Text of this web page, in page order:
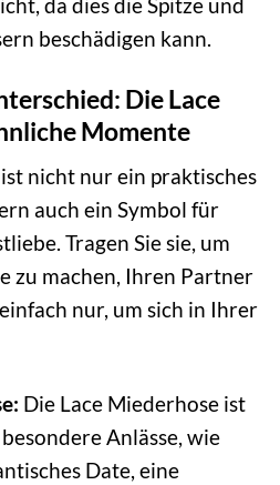
beschädigen kann.
Die Lace
Momente
nicht nur ein praktisches
auch ein Symbol für
Tragen Sie sie, um
zu machen, Ihren Partner
nur, um sich in Ihrer
Die Lace Miederhose ist
Anlässe, wie
Date, eine